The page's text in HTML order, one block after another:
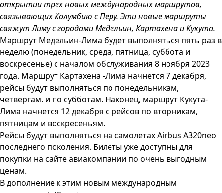
открытии трех новых международных маршрутов,
связывающих Колумбию с Перу. Эти новые маршруты
свяжут Лиму с городами Медельин, Картахена и Кукута.
Маршрут Медельин-Лима будет выполняться пять раз в
неделю (понедельник, среда, пятница, суббота и
воскресенье) с началом обслуживания 8 ноября 2023
года. Маршрут Картахена -Лима начнется 7 декабря,
рейсы будут выполняться по понедельникам,
четвергам. и по субботам. Наконец, маршрут Кукута-
Лима начнется 12 декабря с рейсов по вторникам,
пятницам и воскресеньям.
Рейсы будут выполняться на самолетах Airbus A320neo
последнего поколения. Билеты уже доступны для
покупки на сайте авиакомпании по очень выгодным
ценам.
В дополнение к этим новым международным